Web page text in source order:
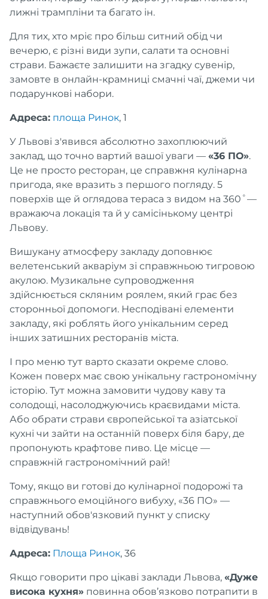
лижні трампліни та багато ін.
Для тих, хто мріє про більш ситний обід чи
вечерю, є різні види зупи, салати та основні
страви. Бажаєте залишити на згадку сувенір,
замовте в онлайн-крамниці смачні чаї, джеми чи
подарункові набори.
Адреса: площа Ринок, 1
У Львові з'явився абсолютно захоплюючий
заклад, що точно вартий вашої уваги — «36 ПО».
Це не просто ресторан, це справжня кулінарна
пригода, яке вразить з першого погляду. 5
поверхів ще й оглядова тераса з видом на 360˚—
вражаюча локація та й у самісінькому центрі
Львову.
Вишукану атмосферу закладу доповнює
велетенський акваріум зі справжньою тигровою
акулою. Музикальне супроводження
здійснюється скляним роялем, який грає без
сторонньої допомоги. Несподівані елементи
закладу, які роблять його унікальним серед
інших затишних ресторанів міста.
І про меню тут варто сказати окреме слово.
Кожен поверх має свою унікальну гастрономічну
історію. Тут можна замовити чудову каву та
солодощі, насолоджуючись краєвидами міста.
Або обрати страви європейської та азіатської
кухні чи зайти на останній поверх біля бару, де
пропонують крафтове пиво. Це місце —
справжній гастрономічний рай!
Тому, якщо ви готові до кулінарної подорожі та
справжнього емоційного вибуху, «36 ПО» —
наступний обов'язковий пункт у списку
відвідувань!
Адреса: Площа Ринок, 36
Якщо говорити про цікаві заклади Львова, «Дуже
висока кухня» повинна обов’язково потрапити в